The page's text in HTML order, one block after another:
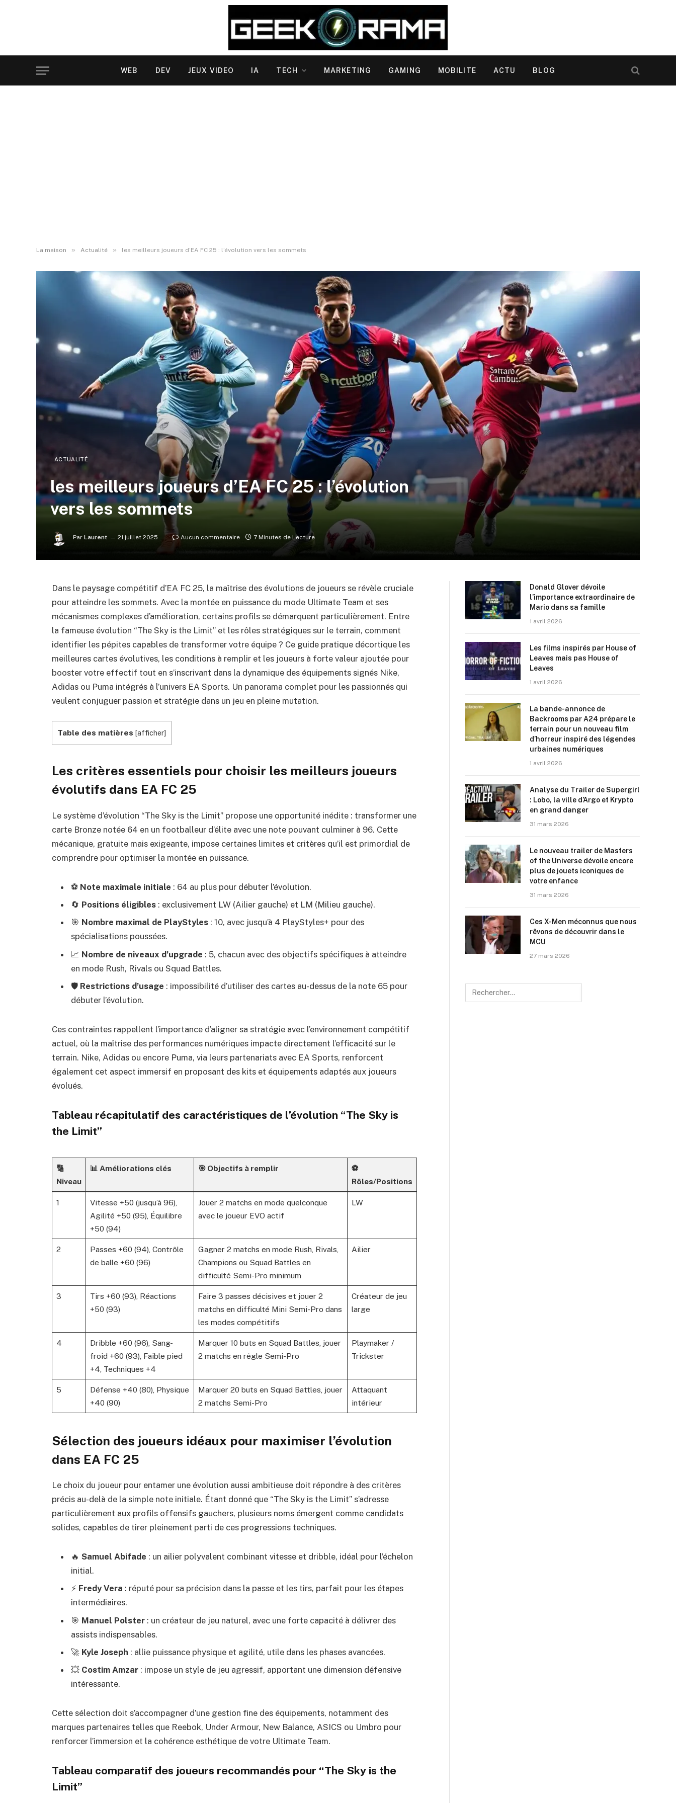
WEB DEV JEUX VIDEO IA TECH MARKETING GAMING MOBILITE ACTU BLOG
La maison » Actualité » les meilleurs joueurs d’EA FC 25 : l’évolution vers les sommets
ACTUALITÉ
les meilleurs joueurs d’EA FC 25 : l’évolution
vers les sommets
Par Laurent 21 juillet 2025 Aucun commentaire 7 Minutes de Lecture
Dans le paysage compétitif d’EA FC 25, la maîtrise des évolutions de joueurs se révèle cruciale
pour atteindre les sommets. Avec la montée en puissance du mode Ultimate Team et ses
mécanismes complexes d’amélioration, certains profils se démarquent particulièrement. Entre
la fameuse évolution “The Sky is the Limit” et les rôles stratégiques sur le terrain, comment
identifier les pépites capables de transformer votre équipe ? Ce guide pratique décortique les
meilleures cartes évolutives, les conditions à remplir et les joueurs à forte valeur ajoutée pour
booster votre effectif tout en s’inscrivant dans la dynamique des équipements signés Nike,
Adidas ou Puma intégrés à l’univers EA Sports. Un panorama complet pour les passionnés qui
veulent conjuguer passion et stratégie dans un jeu en pleine mutation.
Table des matières [afficher]
Les critères essentiels pour choisir les meilleurs joueurs
évolutifs dans EA FC 25
Le système d’évolution “The Sky is the Limit” propose une opportunité inédite : transformer une
carte Bronze notée 64 en un footballeur d’élite avec une note pouvant culminer à 96. Cette
mécanique, gratuite mais exigeante, impose certaines limites et critères qu’il est primordial de
comprendre pour optimiser la montée en puissance.
⚽ Note maximale initiale : 64 au plus pour débuter l’évolution.
🔄 Positions éligibles : exclusivement LW (Ailier gauche) et LM (Milieu gauche).
🎯 Nombre maximal de PlayStyles : 10, avec jusqu’à 4 PlayStyles+ pour des
spécialisations poussées.
📈 Nombre de niveaux d’upgrade : 5, chacun avec des objectifs spécifiques à atteindre
en mode Rush, Rivals ou Squad Battles.
🛡️ Restrictions d’usage : impossibilité d’utiliser des cartes au-dessus de la note 65 pour
débuter l’évolution.
Ces contraintes rappellent l’importance d’aligner sa stratégie avec l’environnement compétitif
actuel, où la maîtrise des performances numériques impacte directement l’efficacité sur le
terrain. Nike, Adidas ou encore Puma, via leurs partenariats avec EA Sports, renforcent
également cet aspect immersif en proposant des kits et équipements adaptés aux joueurs
évolués.
Tableau récapitulatif des caractéristiques de l’évolution “The Sky is
the Limit”
🔢
Niveau
📊 Améliorations clés 🎯 Objectifs à remplir
⚽
Rôles/Positions
1
Vitesse +50 (jusqu’à 96),
Agilité +50 (95), Équilibre
+50 (94)
Jouer 2 matchs en mode quelconque
avec le joueur EVO actif
LW
2
Passes +60 (94), Contrôle
de balle +60 (96)
Gagner 2 matchs en mode Rush, Rivals,
Champions ou Squad Battles en
difficulté Semi-Pro minimum
Ailier
3
Tirs +60 (93), Réactions
+50 (93)
Faire 3 passes décisives et jouer 2
matchs en difficulté Mini Semi-Pro dans
les modes compétitifs
Créateur de jeu
large
4
Dribble +60 (96), Sang-
froid +60 (93), Faible pied
+4, Techniques +4
Marquer 10 buts en Squad Battles, jouer
2 matchs en rêgle Semi-Pro
Playmaker /
Trickster
5
Défense +40 (80), Physique
+40 (90)
Marquer 20 buts en Squad Battles, jouer
2 matchs Semi-Pro
Attaquant
intérieur
Sélection des joueurs idéaux pour maximiser l’évolution
dans EA FC 25
Le choix du joueur pour entamer une évolution aussi ambitieuse doit répondre à des critères
précis au-delà de la simple note initiale. Étant donné que “The Sky is the Limit” s’adresse
particulièrement aux profils offensifs gauchers, plusieurs noms émergent comme candidats
solides, capables de tirer pleinement parti de ces progressions techniques.
🔥 Samuel Abifade : un ailier polyvalent combinant vitesse et dribble, idéal pour l’échelon
initial.
⚡ Fredy Vera : réputé pour sa précision dans la passe et les tirs, parfait pour les étapes
intermédiaires.
🎯 Manuel Polster : un créateur de jeu naturel, avec une forte capacité à délivrer des
assists indispensables.
🚀 Kyle Joseph : allie puissance physique et agilité, utile dans les phases avancées.
💥 Costim Amzar : impose un style de jeu agressif, apportant une dimension défensive
intéressante.
Cette sélection doit s’accompagner d’une gestion fine des équipements, notamment des
marques partenaires telles que Reebok, Under Armour, New Balance, ASICS ou Umbro pour
renforcer l’immersion et la cohérence esthétique de votre Ultimate Team.
Tableau comparatif des joueurs recommandés pour “The Sky is the
Limit”
Donald Glover dévoile
l’importance extraordinaire de
Mario dans sa famille
1 avril 2026
Les films inspirés par House of
Leaves mais pas House of
Leaves
1 avril 2026
La bande-annonce de
Backrooms par A24 prépare le
terrain pour un nouveau film
d’horreur inspiré des légendes
urbaines numériques
1 avril 2026
Analyse du Trailer de Supergirl
: Lobo, la ville d’Argo et Krypto
en grand danger
31 mars 2026
Le nouveau trailer de Masters
of the Universe dévoile encore
plus de jouets iconiques de
votre enfance
31 mars 2026
Ces X-Men méconnus que nous
rêvons de découvrir dans le
MCU
27 mars 2026